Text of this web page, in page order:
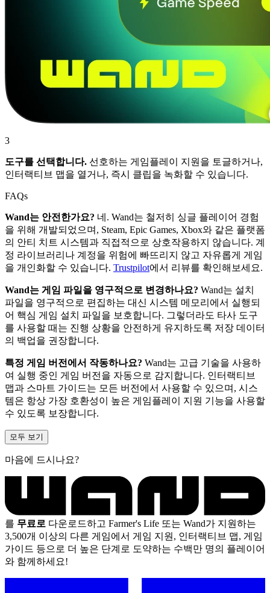
3
도구를 선택합니다. 선호하는 게임플레이 지원을 토글하거나,
인터랙티브 맵을 열거나, 즉시 클립을 녹화할 수 있습니다.
FAQs
Wand는 안전한가요? 네. Wand는 철저히 싱글 플레이어 경험
을 위해 개발되었으며, Steam, Epic Games, Xbox와 같은 플랫폼
의 안티 치트 시스템과 직접적으로 상호작용하지 않습니다. 계
정 라이브러리나 계정을 위험에 빠뜨리지 않고 자유롭게 게임
을 개인화할 수 있습니다. Trustpilot에서 리뷰를 확인해보세요.
Wand는 게임 파일을 영구적으로 변경하나요? Wand는 설치
파일을 영구적으로 편집하는 대신 시스템 메모리에서 실행되
어 핵심 게임 설치 파일을 보호합니다. 그렇더라도 타사 도구
를 사용할 때는 진행 상황을 안전하게 유지하도록 저장 데이터
의 백업을 권장합니다.
특정 게임 버전에서 작동하나요? Wand는 고급 기술을 사용하
여 실행 중인 게임 버전을 자동으로 감지합니다. 인터랙티브
맵과 스마트 가이드는 모든 버전에서 사용할 수 있으며, 시스
템은 항상 가장 호환성이 높은 게임플레이 지원 기능을 사용할
수 있도록 보장합니다.
모두 보기
마음에 드시나요?
를 무료로 다운로드하고 Farmer's Life 또는 Wand가 지원하는
3,500개 이상의 다른 게임에서 게임 지원, 인터랙티브 맵, 게임
가이드 등으로 더 높은 단계로 도약하는 수백만 명의 플레이어
와 함께하세요!